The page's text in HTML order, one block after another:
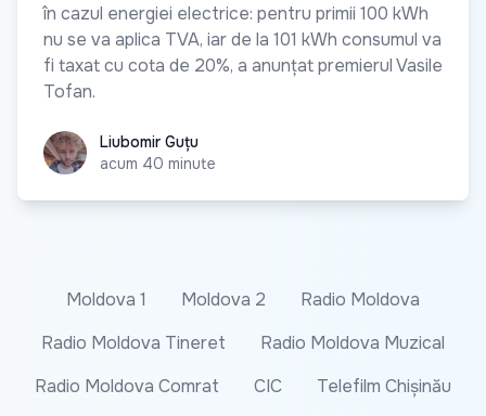
în cazul energiei electrice: pentru primii 100 kWh
nu se va aplica TVA, iar de la 101 kWh consumul va
fi taxat cu cota de 20%, a anunțat premierul Vasile
Tofan.
Liubomir Guțu
Liubomir Guțu
acum 40 minute
Moldova 1 Moldova 2
Radio Moldova
Radio Moldova Tineret
Radio Moldova Muzical
Radio Moldova Comrat
CIC
Telefilm Chișinău